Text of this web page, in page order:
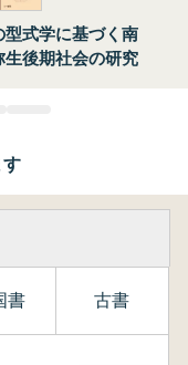
型式学に基づく南
生後期社会の研究
す
書 古書